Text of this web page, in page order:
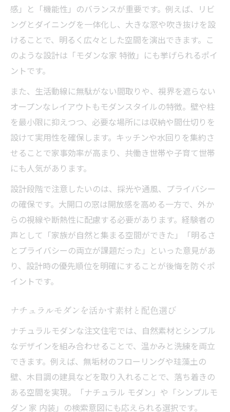
感」と「機能性」のバランスが重要です。例えば、リビ
ングとダイニングを一体化し、大きな窓や吹き抜けを設
けることで、明るく広々とした空間を演出できます。こ
のような設計は「モダンな家 特徴」にも挙げられるポイ
ントです。
また、生活動線に無駄がない間取りや、視界を遮らない
オープンなレイアウトもモダンスタイルの特徴。壁や柱
を最小限に抑えつつ、必要な場所には収納や間仕切りを
設けて実用性を確保します。キッチンや水回りを集約さ
せることで家事効率が高まり、共働き世帯や子育て世帯
にも人気があります。
設計段階で注意したいのは、採光や通風、プライバシー
の確保です。大開口の窓は開放感を高める一方で、外か
らの視線や断熱性に配慮する必要があります。経験者の
声として「家族が自然と集まる空間ができた」「明るさ
とプライバシーの両立が課題だった」といった意見があ
り、設計時の優先順位を明確にすることが後悔を防ぐポ
イントです。
ナチュラルモダンを活かす素材と配色選び
ナチュラルモダンな注文住宅では、自然素材とシンプル
なデザインを組み合わせることで、温かみと洗練を両立
できます。例えば、無垢材のフローリングや珪藻土の
壁、木目調の建具などを取り入れることで、落ち着きの
ある空間を実現。「ナチュラル モダン」や「シンプルモ
ダン 家 内装」の検索意図にも応えられる選択です。